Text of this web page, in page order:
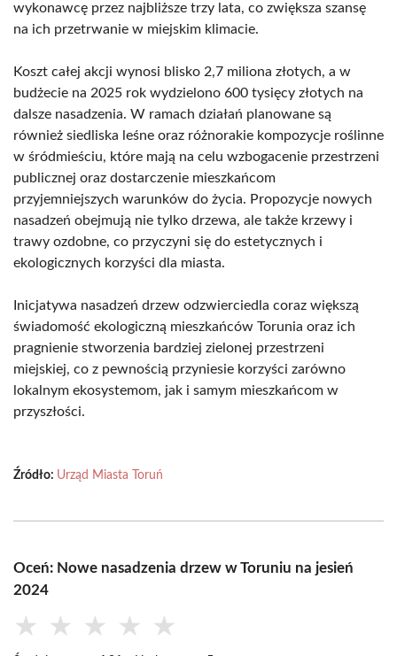
wykonawcę przez najbliższe trzy lata, co zwiększa szansę
na ich przetrwanie w miejskim klimacie.
Koszt całej akcji wynosi blisko 2,7 miliona złotych, a w
budżecie na 2025 rok wydzielono 600 tysięcy złotych na
dalsze nasadzenia. W ramach działań planowane są
również siedliska leśne oraz różnorakie kompozycje roślinne
w śródmieściu, które mają na celu wzbogacenie przestrzeni
publicznej oraz dostarczenie mieszkańcom
przyjemniejszych warunków do życia. Propozycje nowych
nasadzeń obejmują nie tylko drzewa, ale także krzewy i
trawy ozdobne, co przyczyni się do estetycznych i
ekologicznych korzyści dla miasta.
Inicjatywa nasadzeń drzew odzwierciedla coraz większą
świadomość ekologiczną mieszkańców Torunia oraz ich
pragnienie stworzenia bardziej zielonej przestrzeni
miejskiej, co z pewnością przyniesie korzyści zarówno
lokalnym ekosystemom, jak i samym mieszkańcom w
przyszłości.
Źródło: Urząd Miasta Toruń
Oceń: Nowe nasadzenia drzew w Toruniu na jesień
2024
★ ★ ★ ★ ★